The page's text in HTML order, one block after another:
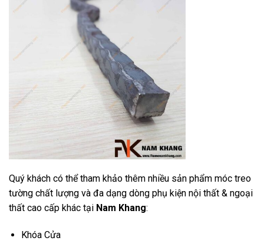
Quý khách có thể tham khảo thêm nhiều sản phẩm móc treo
tường chất lượng và đa dạng dòng phụ kiện nội thất & ngoại
thất cao cấp khác tại Nam Khang:
Khóa Cửa